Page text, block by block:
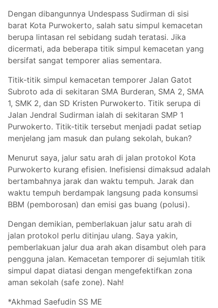
Dengan dibangunnya Undespass Sudirman di sisi
barat Kota Purwokerto, salah satu simpul kemacetan
berupa lintasan rel sebidang sudah teratasi. Jika
dicermati, ada beberapa titik simpul kemacetan yang
bersifat sangat temporer alias sementara.
Titik-titik simpul kemacetan temporer Jalan Gatot
Subroto ada di sekitaran SMA Burderan, SMA 2, SMA
1, SMK 2, dan SD Kristen Purwokerto. Titik serupa di
Jalan Jendral Sudirman ialah di sekitaran SMP 1
Purwokerto. Titik-titik tersebut menjadi padat setiap
menjelang jam masuk dan pulang sekolah, bukan?
Menurut saya, jalur satu arah di jalan protokol Kota
Purwokerto kurang efisien. Inefisiensi dimaksud adalah
bertambahnya jarak dan waktu tempuh. Jarak dan
waktu tempuh berdampak langsung pada konsumsi
BBM (pemborosan) dan emisi gas buang (polusi).
Dengan demikian, pemberlakuan jalur satu arah di
jalan protokol perlu ditinjau ulang. Saya yakin,
pemberlakuan jalur dua arah akan disambut oleh para
pengguna jalan. Kemacetan temporer di sejumlah titik
simpul dapat diatasi dengan mengefektifkan zona
aman sekolah (safe zone). Nah!
*Akhmad Saefudin SS ME